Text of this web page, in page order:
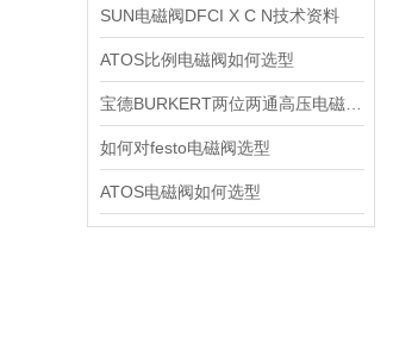
SUN电磁阀DFCI X C N技术资料
ATOS比例电磁阀如何选型
如何对festo电磁阀选型
ATOS电磁阀如何选型